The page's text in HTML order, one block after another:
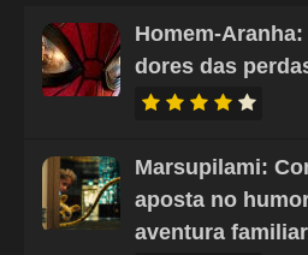
Homem-
dores das
Marsupilami:
aposta no
aventura